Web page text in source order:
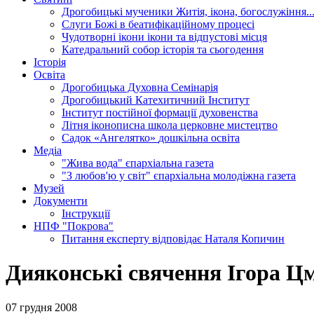
Дрогобицькі мученики Житія, ікона, богослужіння...
Слуги Божі в беатифікаційному процесі
Чудотворні ікони ікони та відпустові місця
Катедральний собор історія та сьогодення
Історія
Освіта
Дрогобицька Духовна Семінарія
Дрогобицький Катехитичний Інститут
Інститут постійної формації духовенства
Літня іконописна школа церковне мистецтво
Садок «Ангелятко» дошкільна освіта
Медіа
"Жива вода" єпархіальна газета
"З любов'ю у світ" єпархіальна молодіжна газета
Музей
Документи
Інструкції
НПФ "Покрова"
Питання експерту відповідає Наталя Копичин
Дияконські свячення Ігора
07 грудня 2008